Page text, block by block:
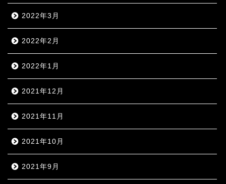
2022年3月
2022年2月
2022年1月
2021年12月
2021年11月
2021年10月
2021年9月